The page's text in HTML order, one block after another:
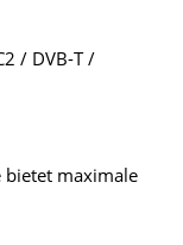
/ DVB-T /
bietet maximale